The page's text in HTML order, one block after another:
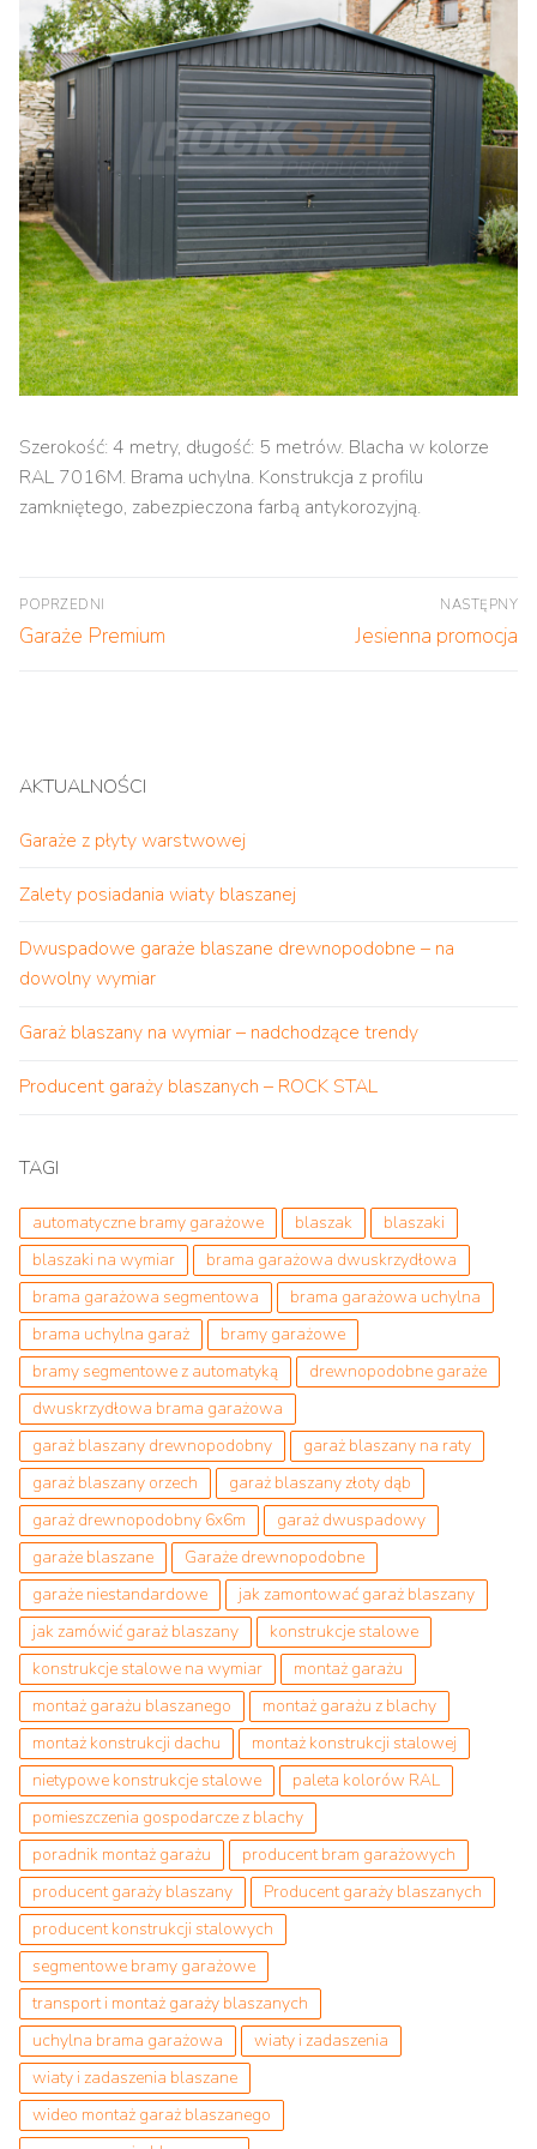
Szerokość: 4 metry, długość: 5 metrów. Blacha w kolorze
RAL 7016M. Brama uchylna. Konstrukcja z profilu
zamkniętego, zabezpieczona farbą antykorozyjną.
Nawigacja
wpisu
POPRZEDNI
Poprzedni
Garaże Premium
NASTĘPNY
Następny
Jesienna promocja
AKTUALNOŚCI
Garaże z płyty warstwowej
Zalety posiadania wiaty blaszanej
Dwuspadowe garaże blaszane drewnopodobne – na
dowolny wymiar
Garaż blaszany na wymiar – nadchodzące trendy
Producent garaży blaszanych – ROCK STAL
TAGI
automatyczne bramy garażowe blaszak
blaszaki
blaszaki na wymiar
brama garażowa dwuskrzydłowa
brama garażowa segmentowa
brama garażowa uchylna
brama uchylna garaż
bramy garażowe
bramy segmentowe z automatyką
drewnopodobne garaże
dwuskrzydłowa brama garażowa
garaż blaszany drewnopodobny
garaż blaszany na raty
garaż blaszany orzech
garaż blaszany złoty dąb
garaż drewnopodobny 6x6m
garaż dwuspadowy
garaże blaszane
Garaże drewnopodobne
garaże niestandardowe
jak zamontować garaż blaszany
jak zamówić garaż blaszany
konstrukcje stalowe
konstrukcje stalowe na wymiar
montaż garażu
montaż garażu blaszanego
montaż garażu z blachy
montaż konstrukcji dachu
montaż konstrukcji stalowej
nietypowe konstrukcje stalowe
paleta kolorów RAL
pomieszczenia gospodarcze z blachy
poradnik montaż garażu
producent bram garażowych
producent garaży blaszany
Producent garaży blaszanych
producent konstrukcji stalowych
segmentowe bramy garażowe
transport i montaż garaży blaszanych
uchylna brama garażowa
wiaty i zadaszenia
wiaty i zadaszenia blaszane
wideo montaż garaż blaszanego